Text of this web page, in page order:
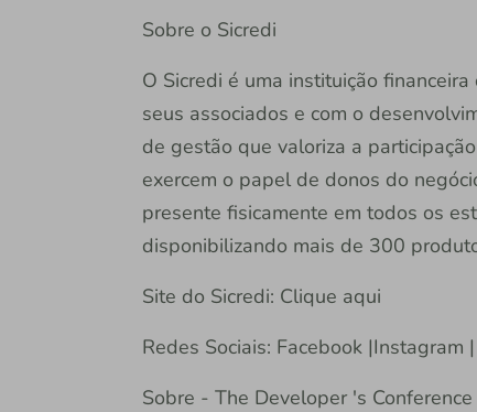
Sobre o Sicredi
O Sicredi é uma instituição
seus associados e com o
de gestão que valoriza a
exercem o papel de donos do
presente fisicamente em todos os
disponibilizando mais de 300
Site do Sicredi: Clique aqui
Redes Sociais: Facebook
Sobre - The Developer 's Conference